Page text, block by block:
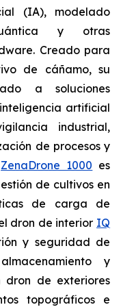
(IA), modelado
y otras
Creado para
de cáñamo, su
a soluciones
artificial
industrial,
de procesos y
ZenaDrone 1000 es
de cultivos en
de carga de
dron de interior IQ
y seguridad de
y
dron de exteriores
topográficos e